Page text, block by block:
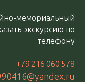
мемориальный
экскурсию по
телефону
+79 216 060 578